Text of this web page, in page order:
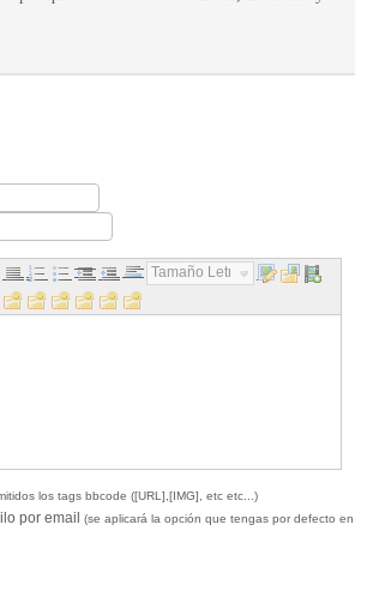
Tamaño Letra...
los tags bbcode ([URL],[IMG], etc etc...)
por email
(se aplicará la opción que tengas por defecto en